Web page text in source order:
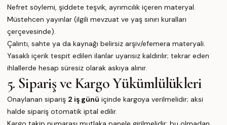
Nefret söylemi, şiddete teşvik, ayrımcılık içeren materyal.
Müstehcen yayınlar (ilgili mevzuat ve yaş sınırı kuralları
çerçevesinde).
Çalıntı, sahte ya da kaynağı belirsiz arşiv/efemera materyali.
Yasaklı içerik tespit edilen ilanlar uyarısız kaldırılır; tekrar eden
ihlallerde hesap süresiz olarak askıya alınır.
5. Sipariş ve Kargo Yükümlülükleri
Onaylanan sipariş 2 iş günü içinde kargoya verilmelidir; aksi
halde sipariş otomatik iptal edilir.